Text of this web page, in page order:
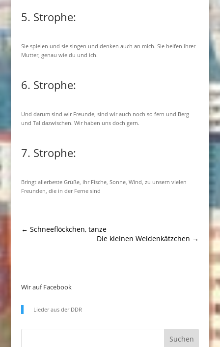
5. Strophe:
Sie spielen und sie singen und denken auch an mich. Sie helfen ihrer
Mutter, genau wie du und ich.
6. Strophe:
Und darum sind wir Freunde, sind wir auch noch so fern und Berg
und Tal dazwischen. Wir haben uns doch gern.
7. Strophe:
Bringt allerbeste Grüße, ihr Fische, Sonne, Wind, zu unsern vielen
Freunden, die in der Ferne sind
← Schneeflöckchen, tanze
Die kleinen Weidenkätzchen →
Wir auf Facebook
Lieder aus der DDR